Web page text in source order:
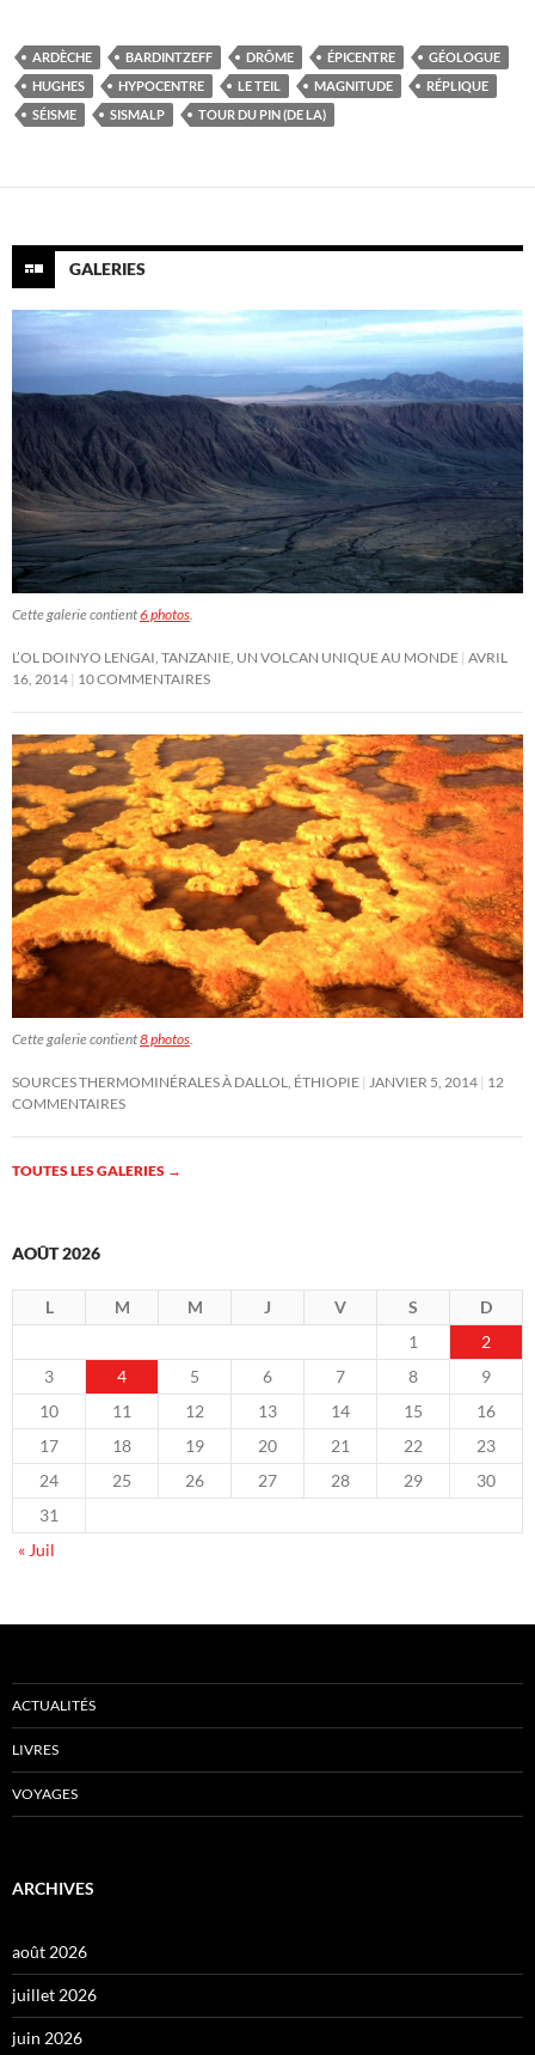
ARDÈCHE BARDINTZEFF DRÔME ÉPICENTRE
GÉOLOGUE
HUGHES
HYPOCENTRE LE TEIL MAGNITUDE
RÉPLIQUE
SÉISME
SISMALP TOUR DU PIN (DE LA)
GALERIES
Cette galerie contient6 photos.
L’OL DOINYO LENGAI, TANZANIE, UN VOLCAN UNIQUE AU MONDE AVRIL
16, 2014 10 COMMENTAIRES
Cette galerie contient8 photos.
SOURCES THERMOMINÉRALES À DALLOL, ÉTHIOPIE JANVIER 5, 2014 12
COMMENTAIRES
TOUTES LES GALERIES →
AOÛT 2026
L M M J V S
D
1
2
3
4 5 6 7 8
9
10
11 12 13 14 15
16
17
18 19 20 21 22
23
24
25 26 27 28 29
30
31
« Juil
ACTUALITÉS
LIVRES
VOYAGES
ARCHIVES
août 2026
juillet 2026
juin 2026